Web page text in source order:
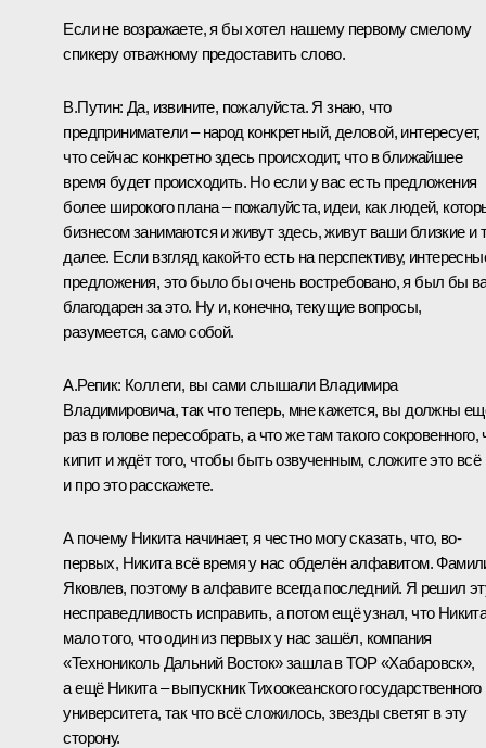
Если не возражаете, я бы хотел нашему первому смелому
спикеру отважному предоставить слово.
В.Путин: Да, извините, пожалуйста. Я знаю, что
предприниматели – народ конкретный, деловой, интересует,
что сейчас конкретно здесь происходит, что в ближайшее
время будет происходить. Но если у вас есть предложения
более широкого плана – пожалуйста, идеи, как людей,
бизнесом занимаются и живут здесь, живут ваши близкие и
далее. Если взгляд какой-то есть на перспективу,
предложения, это было бы очень востребовано, я был бы
благодарен за это. Ну и, конечно, текущие вопросы,
разумеется, само собой.
А.Репик: Коллеги, вы сами слышали Владимира
Владимировича, так что теперь, мне кажется, вы должны
раз в голове пересобрать, а что же там такого сокровенного,
кипит и ждёт того, чтобы быть озвученным, сложите это всё
и про это расскажете.
А почему Никита начинает, я честно могу сказать, что, во-
первых, Никита всё время у нас обделён алфавитом.
Яковлев, поэтому в алфавите всегда последний. Я решил
несправедливость исправить, а потом ещё узнал, что
мало того, что один из первых у нас зашёл, компания
«Технониколь Дальний Восток» зашла в ТОР «Хабаровск»,
а ещё Никита – выпускник Тихоокеанского государственного
университета, так что всё сложилось, звезды светят в эту
сторону.